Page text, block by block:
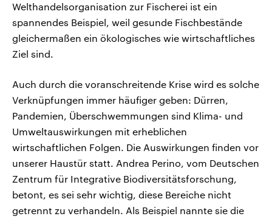
Welthandelsorganisation zur Fischerei ist ein
spannendes Beispiel, weil gesunde Fischbestände
gleichermaßen ein ökologisches wie wirtschaftliches
Ziel sind.
Auch durch die voranschreitende Krise wird es solche
Verknüpfungen immer häufiger geben: Dürren,
Pandemien, Überschwemmungen sind Klima- und
Umweltauswirkungen mit erheblichen
wirtschaftlichen Folgen. Die Auswirkungen finden vor
unserer Haustür statt. Andrea Perino, vom Deutschen
Zentrum für Integrative Biodiversitätsforschung,
betont, es sei sehr wichtig, diese Bereiche nicht
getrennt zu verhandeln. Als Beispiel nannte sie die